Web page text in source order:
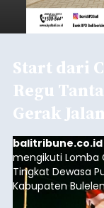
Start dari
Regu
Gerak
balitribune.co.id
mengikuti Lomba
Tingkat Dewasa
Kabupaten
HUT ke-81